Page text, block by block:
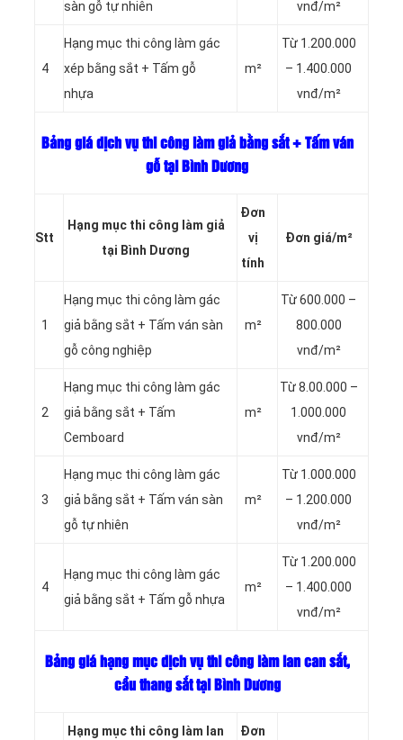
sàn gỗ tự nhiên
vnđ/m²
4
Hạng mục thi công làm gác
xép bằng sắt + Tấm gỗ
nhựa
m²
Từ 1.200.000
– 1.400.000
vnđ/m²
Bảng giá dịch vụ thi công làm giả bằng sắt + Tấm ván
gỗ tại Bình Dương
Stt
Hạng mục thi công làm giả
tại Bình Dương
Đơn
vị
tính
Đơn giá/m²
1
Hạng mục thi công làm gác
giả bằng sắt + Tấm ván sàn
gỗ công nghiệp
m²
Từ 600.000 –
800.000
vnđ/m²
2
Hạng mục thi công làm gác
giả bằng sắt + Tấm
Cemboard
m²
Từ 8.00.000 –
1.000.000
vnđ/m²
3
Hạng mục thi công làm gác
giả bằng sắt + Tấm ván sàn
gỗ tự nhiên
m²
Từ 1.000.000
– 1.200.000
vnđ/m²
4
Hạng mục thi công làm gác
giả bằng sắt + Tấm gỗ nhựa
m²
Từ 1.200.000
– 1.400.000
vnđ/m²
Bảng giá hạng mục dịch vụ thi công làm lan can sắt,
cầu thang sắt tại Bình Dương
Hạng mục thi công làm lan Đơn